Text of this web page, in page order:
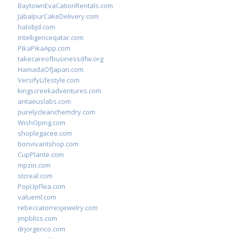
BaytownEvaCationRentals.com
JabalpurCakeDelivery.com
halobjd.com
intelligenceqatar.com
PikaPikaApp.com
takecareofbusinessdfw.org
HamadaOfJapan.com
VersifyLifestyle.com
kingscreekadventures.com
antaeuslabs.com
purelycleanchemdry.com
WishOping.com
shoplegacee.com
bonvivantshop.com
CupPlante.com
mpzin.com
stcreal.com
PopUpFlea.com
valueml.com
rebeccatorresjewelry.com
jmpbliss.com
drjorgerico.com